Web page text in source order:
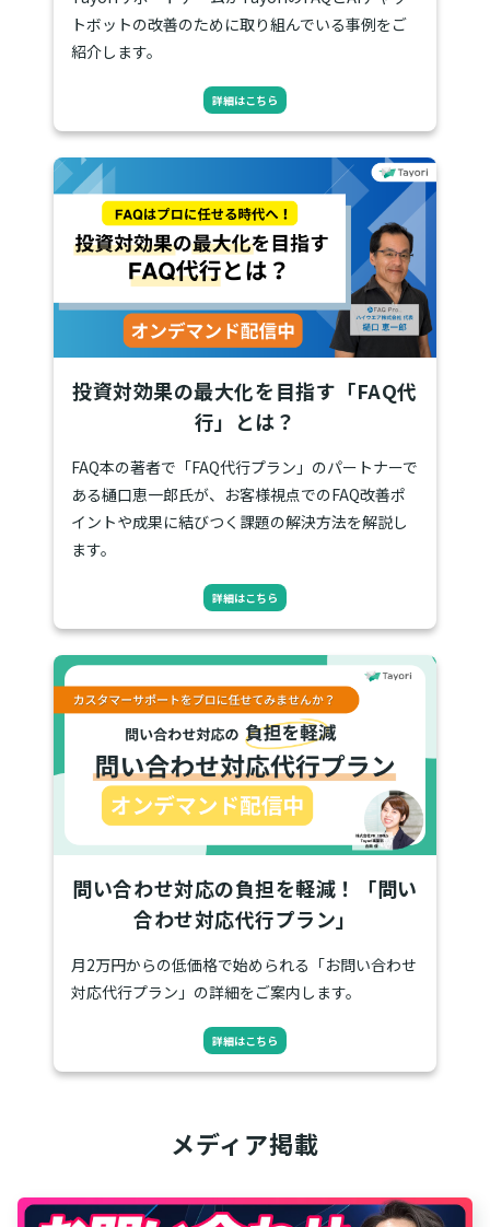
トボットの改善のために取り組んでいる事例をご
紹介します。
詳細はこちら
投資対効果の最大化を目指す「FAQ代
行」とは？
FAQ本の著者で「FAQ代行プラン」のパートナーで
ある樋口恵一郎氏が、お客様視点でのFAQ改善ポ
イントや成果に結びつく課題の解決方法を解説し
ます。
詳細はこちら
問い合わせ対応の負担を軽減！「問い
合わせ対応代行プラン」
月2万円からの低価格で始められる「お問い合わせ
対応代行プラン」の詳細をご案内します。
詳細はこちら
メディア掲載